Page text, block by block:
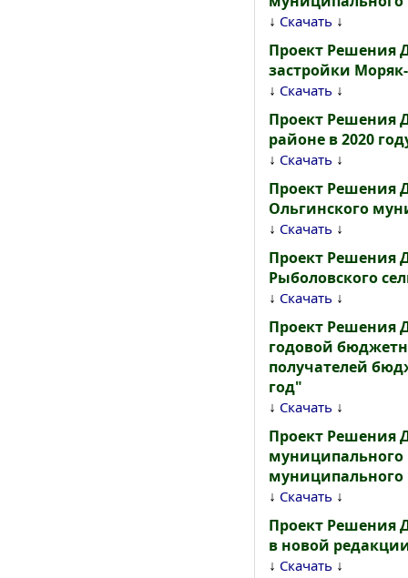
↓ Скачать ↓
Проект Решения
застройки
↓ Скачать ↓
Проект Решения
районе в 2020
↓ Скачать ↓
Проект Решения
Ольгинского
↓ Скачать ↓
Проект Решения
Рыболовского
↓ Скачать ↓
Проект Решения
годовой
получателей
год"
↓ Скачать ↓
Проект Решения
муниципального
муниципального
↓ Скачать ↓
Проект Решения
в новой
↓ Скачать ↓